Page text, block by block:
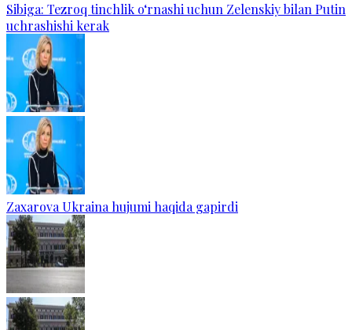
Sibiga: Tezroq tinchlik o‘rnashi uchun Zelenskiy bilan Putin
uchrashishi kerak
Zaxarova Ukraina hujumi haqida gapirdi